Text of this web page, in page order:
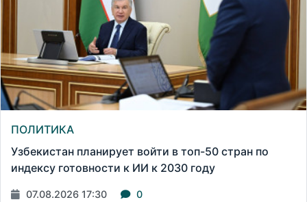
ПОЛИТИКА
Узбекистан планирует войти в топ-50 стран по
индексу готовности к ИИ к 2030 году
07.08.2026 17:30 0